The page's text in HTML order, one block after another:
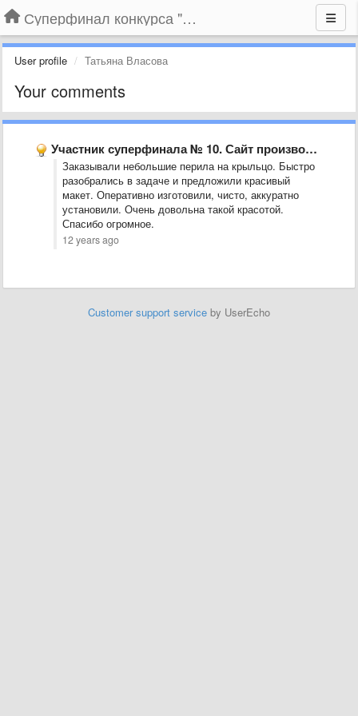
Суперфинал конкурса "Компания года-2014" на BLIZKO.ru
User profile Татьяна Власова
Your comments
Участник суперфинала № 10. Сайт производственной компании «Атриум», г. Ростов-на-Дону
Заказывали небольшие перила на крыльцо. Быстро
разобрались в задаче и предложили красивый
макет. Оперативно изготовили, чисто, аккуратно
установили. Очень довольна такой красотой.
Спасибо огромное.
12 years ago
Customer support service by UserEcho